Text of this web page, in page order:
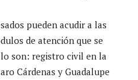
pueden acudir a las
de atención que se
son: registro civil en la
Cárdenas y Guadalupe